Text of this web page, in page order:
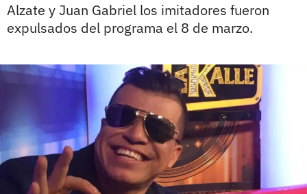
Alzate y Juan Gabriel los imitadores fueron
expulsados del programa el 8 de marzo.